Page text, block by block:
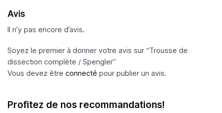
Avis
Il n’y pas encore d’avis.
Soyez le premier à donner votre avis sur “Trousse de
dissection complète / Spengler”
Vous devez être connecté pour publier un avis.
Profitez de nos recommandations!